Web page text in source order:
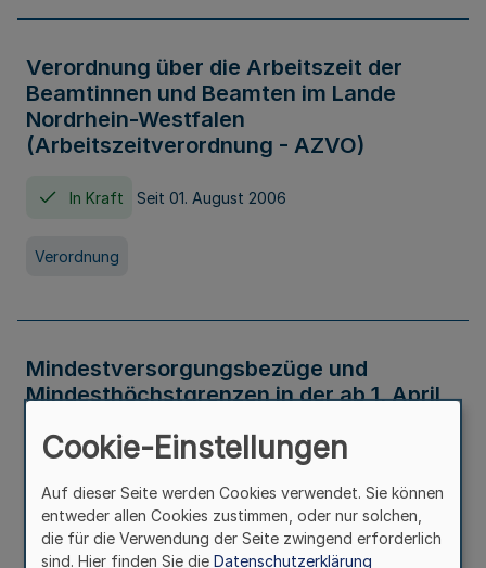
Verordnung über die Arbeitszeit der
Beamtinnen und Beamten im Lande
Nordrhein-Westfalen
(Arbeitszeitverordnung - AZVO)
In Kraft Seit 01. August 2006
Verordnung
Mindestversorgungsbezüge und
Mindesthöchstgrenzen in der ab 1. April
Verwaltungsvorschrift
Cookie-Einstellungen
Auf dieser Seite werden Cookies verwendet. Sie können
entweder allen Cookies zustimmen, oder nur solchen,
die für die Verwendung der Seite zwingend erforderlich
sind. Hier finden Sie die Datenschutzerklärung